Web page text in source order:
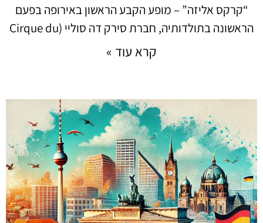
“קרקס אליזה” – מופע הקבע הראשון באירופה בפעם
הראשונה בתולדותיה, חברת סירק דה סוליי (Cirque du
קרא עוד »